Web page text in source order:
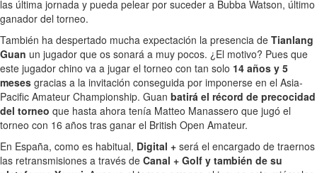
las última jornada y pueda pelear por suceder a Bubba Watson, último
ganador del torneo.
También ha despertado mucha expectación la presencia de Tianlang
Guan un jugador que os sonará a muy pocos. ¿El motivo? Pues que
este jugador chino va a jugar el torneo con tan solo 14 años y 5
meses gracias a la invitación conseguida por imponerse en el Asia-
Pacific Amateur Championship. Guan batirá el récord de precocidad
del torneo que hasta ahora tenía Matteo Manassero que jugó el
torneo con 16 años tras ganar el British Open Amateur.
En España, como es habitual, Digital + será el encargado de traernos
las retransmisiones a través de Canal + Golf y también de su